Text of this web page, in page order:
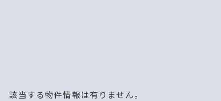
該当する物件情報は有りません。